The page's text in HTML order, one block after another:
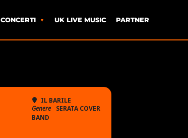
CONCERTI UK LIVE MUSIC PARTNER
IL BARILE
Genere
SERATA COVER
BAND